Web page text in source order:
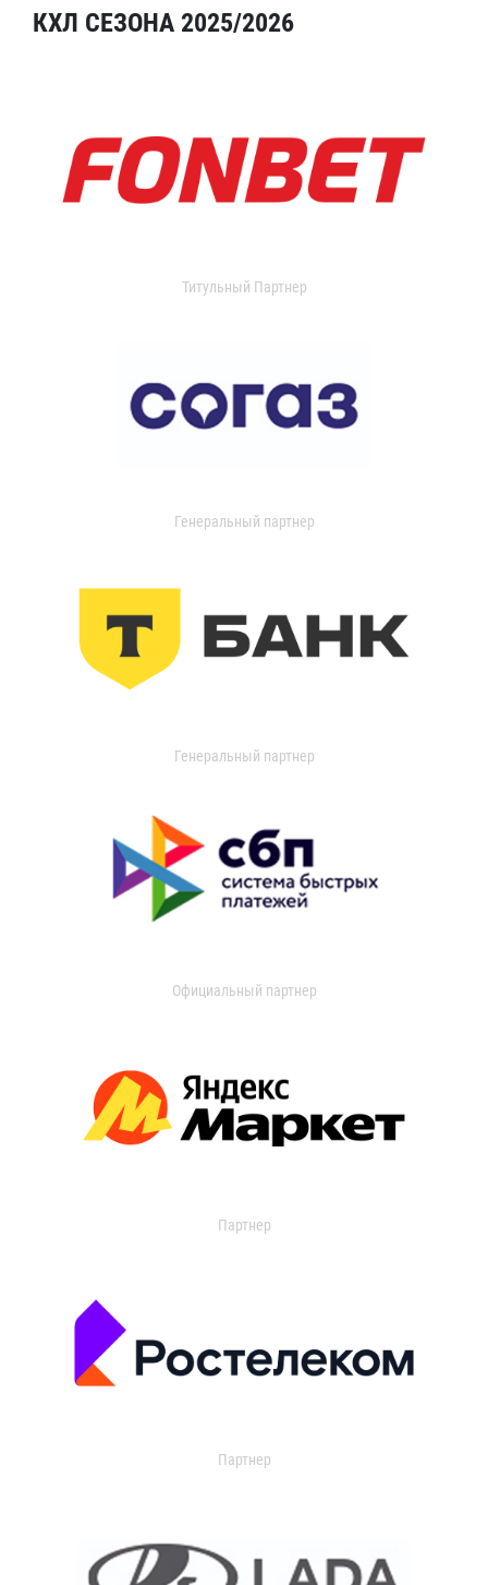
КХЛ СЕЗОНА 2025/2026
Титульный Партнер
Генеральный партнер
Генеральный партнер
Официальный партнер
Партнер
Партнер